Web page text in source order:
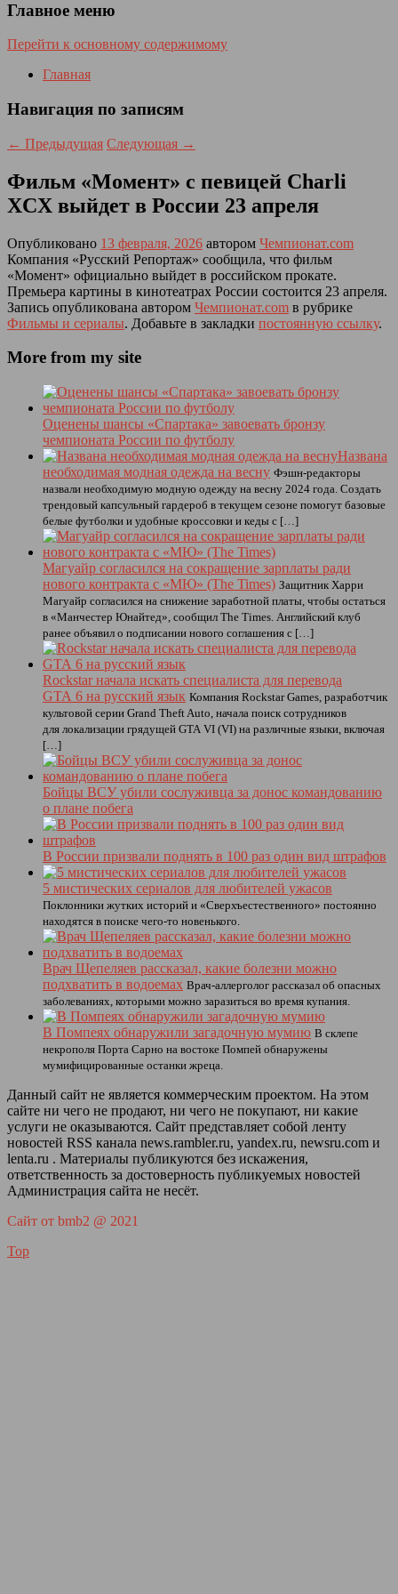
Главное меню
Перейти к основному содержимому
Главная
Навигация по записям
← Предыдущая Следующая →
Фильм «Момент» с певицей Charli
XCX выйдет в России 23 апреля
Опубликовано 13 февраля, 2026 автором Чемпионат.com
Компания «Русский Репортаж» сообщила, что фильм
«Момент» официально выйдет в российском прокате.
Премьера картины в кинотеатрах России состоится 23 апреля.
Запись опубликована автором Чемпионат.com в рубрике
Фильмы и сериалы. Добавьте в закладки постоянную ссылку.
More from my site
Оценены шансы «Спартака» завоевать бронзу
чемпионата России по футболу
Названа
необходимая модная одежда на весну Фэшн-редакторы
назвали необходимую модную одежду на весну 2024 года. Создать
трендовый капсульный гардероб в текущем сезоне помогут базовые
белые футболки и удобные кроссовки и кеды с […]
Магуайр согласился на сокращение зарплаты ради
нового контракта с «МЮ» (The Times) Защитник Харри
Магуайр согласился на снижение заработной платы, чтобы остаться
в «Манчестер Юнайтед», сообщил The Times. Английский клуб
ранее объявил о подписании нового соглашения с […]
Rockstar начала искать специалиста для перевода
GTA 6 на русский язык Компания Rockstar Games, разработчик
культовой серии Grand Theft Auto, начала поиск сотрудников
для локализации грядущей GTA VI (VI) на различные языки, включая
[…]
Бойцы ВСУ убили сослуживца за донос командованию
о плане побега
В России призвали поднять в 100 раз один вид штрафов
5 мистических сериалов для любителей ужасов
Поклонники жутких историй и «Сверхъестественного» постоянно
находятся в поиске чего-то новенького.
Врач Щепеляев рассказал, какие болезни можно
подхватить в водоемах Врач-аллерголог рассказал об опасных
заболеваниях, которыми можно заразиться во время купания.
В Помпеях обнаружили загадочную мумию В склепе
некрополя Порта Сарно на востоке Помпей обнаружены
мумифицированные останки жреца.
Данный сайт не является коммерческим проектом. На этом
сайте ни чего не продают, ни чего не покупают, ни какие
услуги не оказываются. Сайт представляет собой ленту
новостей RSS канала news.rambler.ru, yandex.ru, newsru.com и
lenta.ru . Материалы публикуются без искажения,
ответственность за достоверность публикуемых новостей
Администрация сайта не несёт.
Сайт от bmb2 @ 2021
Top